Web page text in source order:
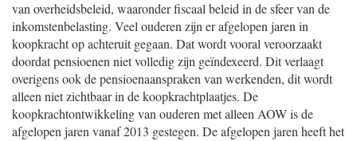
van overheidsbeleid, waaronder fiscaal beleid in de sfeer van de
inkomstenbelasting. Veel ouderen zijn er afgelopen jaren in
koopkracht op achteruit gegaan. Dat wordt vooral veroorzaakt
doordat pensioenen niet volledig zijn geïndexeerd. Dit verlaagt
overigens ook de pensioenaanspraken van werkenden, dit wordt
alleen niet zichtbaar in de koopkrachtplaatjes. De
koopkrachtontwikkeling van ouderen met alleen AOW is de
afgelopen jaren vanaf 2013 gestegen. De afgelopen jaren heeft het